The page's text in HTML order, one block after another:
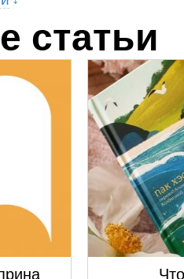
статьи